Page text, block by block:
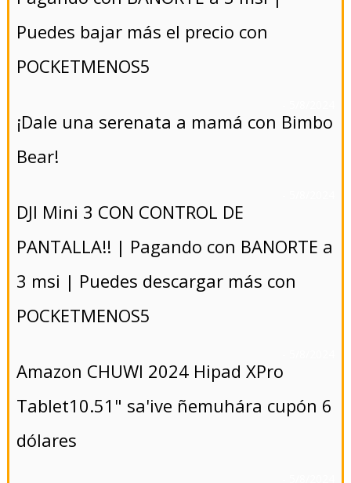
Puedes bajar más el precio con
POCKETMENOS5
¡Dale una serenata a mamá con Bimbo
Bear!
DJI Mini 3 CON CONTROL DE
PANTALLA!! | Pagando con BANORTE a
3 msi | Puedes descargar más con
POCKETMENOS5
Amazon CHUWI 2024 Hipad XPro
Tablet10.51" sa'ive ñemuhára cupón 6
dólares